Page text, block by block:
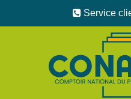
Service